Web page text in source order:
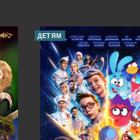
ДЕТЯМ